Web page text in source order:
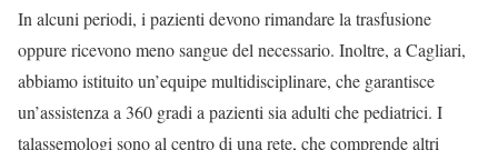
In alcuni periodi, i pazienti devono rimandare la trasfusione
oppure ricevono meno sangue del necessario. Inoltre, a Cagliari,
abbiamo istituito un’equipe multidisciplinare, che garantisce
un’assistenza a 360 gradi a pazienti sia adulti che pediatrici. I
talassemologi sono al centro di una rete, che comprende altri